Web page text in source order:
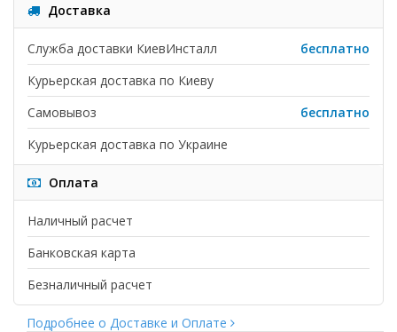
Доставка
Служба доставки КиевИнсталл
бесплатно
Курьерская доставка по Киеву
Самовывоз
бесплатно
Курьерская доставка по Украине
Оплата
Наличный расчет
Банковская карта
Безналичный расчет
Подробнее о Доставке и Оплате